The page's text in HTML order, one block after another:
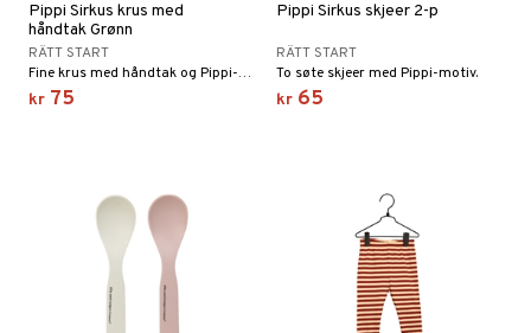
Pippi Sirkus krus med
håndtak Grønn
RÄTT START
Fine krus med håndtak og Pippi-motiver.
kr 75
Pippi Sirkus skjeer 2-p
RÄTT START
To søte skjeer med Pippi-motiv.
kr 65